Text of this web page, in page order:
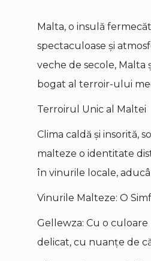
Malta, o insulă
spectaculoase și
veche de secole,
bogat al terroir-ului
Terroirul Unic al Maltei
Clima caldă și insorită,
malteze o identitate
în vinurile locale,
Vinurile Malteze: O
Gellewza: Cu o
delicat, cu nuanțe de